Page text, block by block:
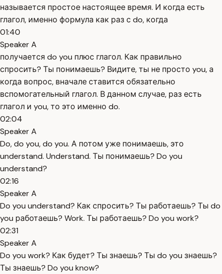
называется простое настоящее время. И когда есть
глагол, именно формула как раз с do, когда
01:40
Speaker A
получается do you плюс глагол. Как правильно
спросить? Ты понимаешь? Видите, ты не просто you, а
когда вопрос, вначале ставится обязательно
вспомогательный глагол. В данном случае, раз есть
глагол и you, то это именно do.
02:04
Speaker A
Do, do you, do you. А потом уже понимаешь, это
understand. Understand. Ты понимаешь? Do you
understand?
02:16
Speaker A
Do you understand? Как спросить? Ты работаешь? Ты do
you работаешь? Work. Ты работаешь? Do you work?
02:31
Speaker A
Do you work? Как будет? Ты знаешь? Ты do you знаешь?
Ты знаешь? Do you know?